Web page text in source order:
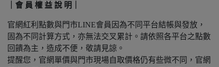
｜會 員 權 益 說 明｜
官網紅利點數與門市LINE會員因為不同平台結帳與發放，
固為不同計算方式，亦無法交叉累計。請依照各平台之點數
回饋為主，造成不便，敬請見諒。
提醒您，官網單價與門市現場自取價格仍有些微不同，官網